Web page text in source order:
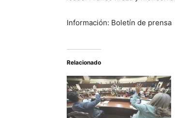
Información: Boletín de prensa
Relacionado